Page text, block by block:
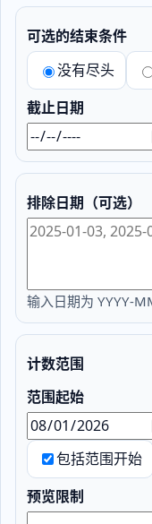
可选的结束条件
没有尽头
截止日期
排除日期（可选）
输入日期为 YYYY-
计数范围
范围起始
包括范围开始
预览限制